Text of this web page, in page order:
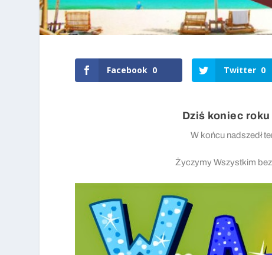
Facebook 0 Twitter 0
Dziś koniec
W końcu nadszedł
Życzymy Wszystkim